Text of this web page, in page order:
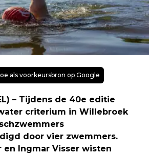
als voorkeursbron op Google
– Tijdens de 40e editie
criterium in Willebroek
door vier zwemmers.
en Ingmar Visser wisten